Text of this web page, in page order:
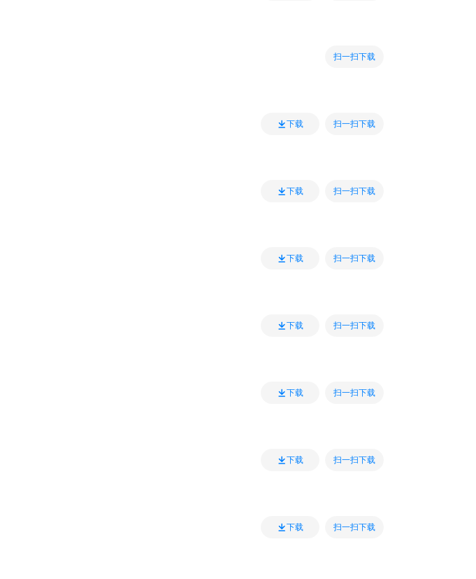
扫一扫下载
下载 扫一扫下载
下载 扫一扫下载
下载 扫一扫下载
下载 扫一扫下载
下载 扫一扫下载
下载 扫一扫下载
下载 扫一扫下载